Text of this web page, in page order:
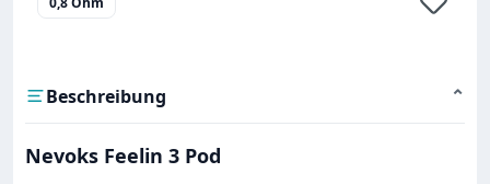
Beschreibung ⌄
Nevoks Feelin 3 Pod